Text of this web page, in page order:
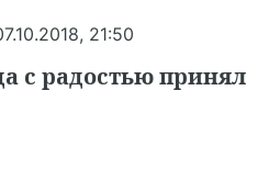
21:50
с радостью принял